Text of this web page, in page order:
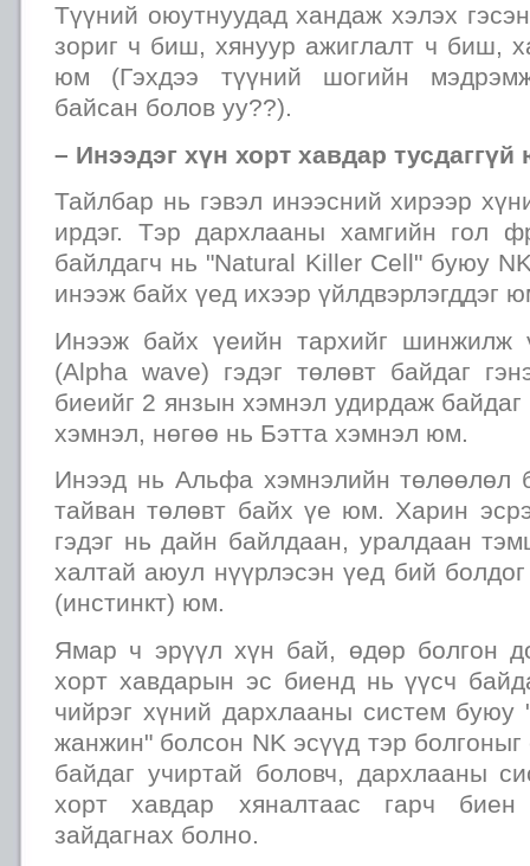
Түүний оюутнуудад хандаж хэлэх
зориг ч биш, хянуур ажиглалт ч биш,
юм (Гэхдээ түүний шогийн
байсан болов уу??).
– Инээдэг хүн хорт хавдар
Тайлбар нь гэвэл инээсний хирээр
ирдэг. Тэр дархлааны хамгийн гол
байлдагч нь "Natural Killer Cell" буюу
инээж байх үед ихээр үйлдвэрлэгддэг
Инээж байх үеийн тархийг шинжилж
(Alpha wave) гэдэг төлөвт байдаг
биеийг 2 янзын хэмнэл удирдаж
хэмнэл, нөгөө нь Бэтта хэмнэл юм.
Инээд нь Альфа хэмнэлийн төлөөлөл
тайван төлөвт байх үе юм. Харин
гэдэг нь дайн байлдаан, уралдаан
халтай аюул нүүрлэсэн үед бий
(инстинкт) юм.
Ямар ч эрүүл хүн бай, өдөр болгон
хорт хавдарын эс биенд нь үүсч
чийрэг хүний дархлааны систем
жанжин" болсон NK эсүүд тэр болгоныг
байдаг учиртай боловч, дархлааны
хорт хавдар хяналтаас гарч
зайдагнах болно.